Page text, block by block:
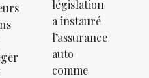
législation
a instauré
l’assurance
auto
comme